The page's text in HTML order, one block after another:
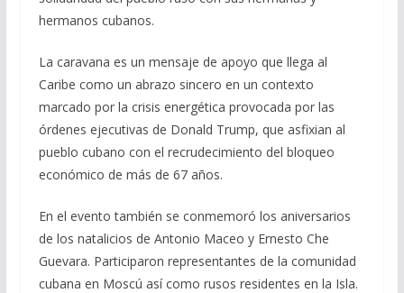
o
o
k
a
m p
p
ti
r
hermanos cubanos.
La caravana es un mensaje de apoyo que llega al
Caribe como un abrazo sincero en un contexto
marcado por la crisis energética provocada por las
órdenes ejecutivas de Donald Trump, que asfixian al
pueblo cubano con el recrudecimiento del bloqueo
económico de más de 67 años.
En el evento también se conmemoró los aniversarios
de los natalicios de Antonio Maceo y Ernesto Che
Guevara. Participaron representantes de la comunidad
cubana en Moscú así como rusos residentes en la Isla.